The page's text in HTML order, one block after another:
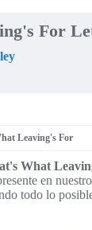
For
Leaving's For
What
en
todo lo